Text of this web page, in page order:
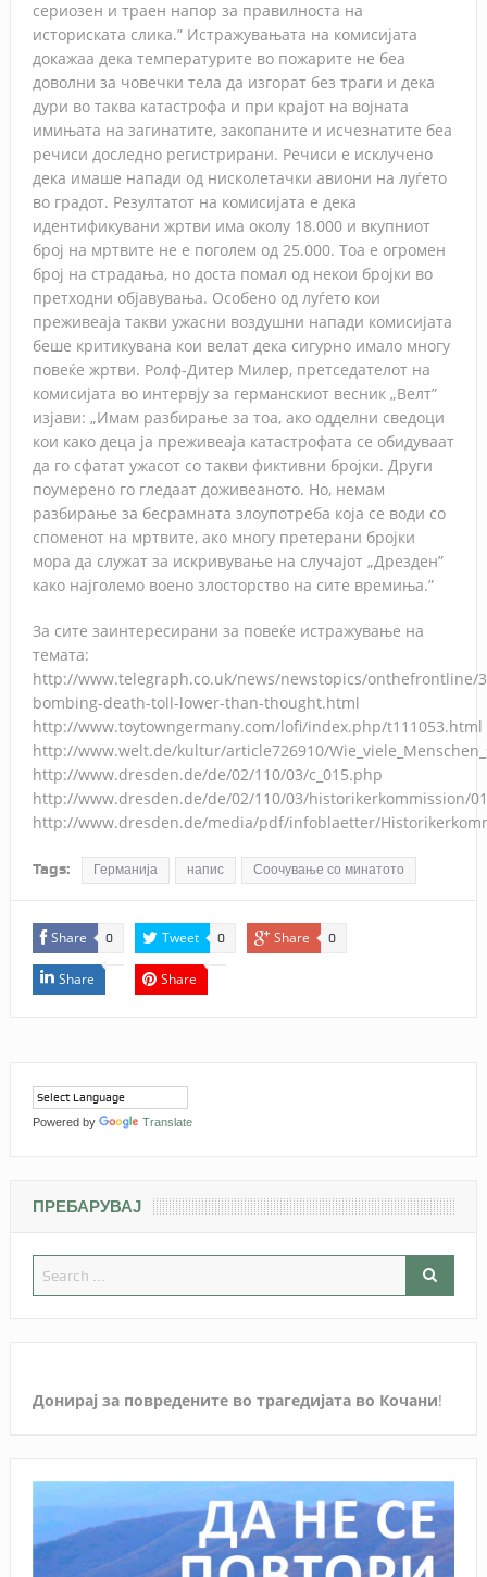
сериозен и траен напор за правилноста на
историската слика.” Истражувањата на комисијата
докажаа дека температурите во пожарите не беа
доволни за човечки тела да изгорат без траги и дека
дури во таква катастрофа и при крајот на војната
имињата на загинатите, закопаните и исчезнатите беа
речиси доследно регистрирани. Речиси е исклучено
дека имаше напади од нисколетачки авиони на луѓето
во градот. Резултатот на комисијата е дека
идентификувани жртви има околу 18.000 и вкупниот
број на мртвите не е поголем од 25.000. Тоа е огромен
број на страдања, но доста помал од некои бројки во
претходни објавувања. Особено од луѓето кои
преживеаја такви ужасни воздушни напади комисијата
беше критикувана кои велат дека сигурно имало многу
повеќе жртви. Ролф-Дитер Милер, претседателот на
комисијата во интервју за германскиот весник „Велт”
изјави: „Имам разбирање за тоа, ако одделни сведоци
кои како деца ја преживеаја катастрофата се обидуваат
да го сфатат ужасот со такви фиктивни бројки. Други
поумерено го гледаат доживеаното. Но, немам
разбирање за бесрамната злоупотреба која се води со
споменот на мртвите, ако многу претерани бројки
мора да служат за искривување на случајот „Дрезден”
како најголемо воено злосторство на сите времиња.”
За сите заинтересирани за повеќе истражување на
темата:
http://www.telegraph.co.uk/news/newstopics/onthefrontline/
bombing-death-toll-lower-than-thought.html
http://www.toytowngermany.com/lofi/index.php/t111053.html
http://www.welt.de/kultur/article726910/
http://www.dresden.de/de/02/110/03/c_015.php
http://www.dresden.de/de/02/110/03/historikerkommission/
http://www.dresden.de/media/pdf/infoblaetter/
Tags: Германија напис Соочување со минатото
Share 0 Tweet 0 Share 0
Share Share
Powered by Translate
ПРЕБАРУВАЈ
Донирај за повредените во трагедијата во Кочани!